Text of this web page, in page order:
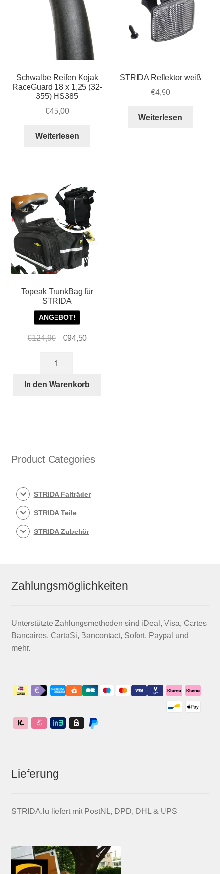
Schwalbe Reifen Kojak
RaceGuard 18 x 1,25 (32-
355) HS385
€45,00
Weiterlesen
STRIDA Reflektor weiß
€4,90
Weiterlesen
Topeak TrunkBag für
STRIDA
ANGEBOT!
€124,90
Ursprünglicher
€94,50Aktueller
für
In den Warenkorb
Product Categories
STRIDA Falträder
STRIDA Teile
STRIDA Zubehör
Zahlungsmöglichkeiten
Unterstützte Zahlungsmethoden sind iDeal, Visa, Cartes
Bancaires, CartaSi, Bancontact, Sofort, Paypal und
mehr.
Lieferung
STRIDA.lu liefert mit PostNL, DPD, DHL & UPS